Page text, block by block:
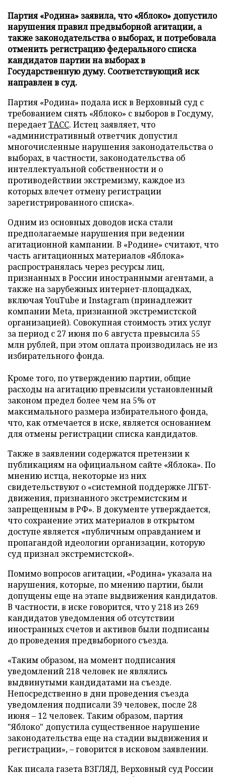
Партия «Родина» заявила, что «Яблоко» допустило
нарушения правил предвыборной агитации, а
также законодательства о выборах, и потребовала
отменить регистрацию федерального списка
кандидатов партии на выборах в
Государственную думу. Соответствующий иск
направлен в суд.
Партия «Родина» подала иск в Верховный суд с
требованием снять «Яблоко» с выборов в Госдуму,
передаетТАСС. Истец заявляет, что
«административный ответчик допустил
многочисленные нарушения законодательства о
выборах, в частности, законодательства об
интеллектуальной собственности и о
противодействии экстремизму, каждое из
которых влечет отмену регистрации
зарегистрированного списка».
Одним из основных доводов иска стали
предполагаемые нарушения при ведении
агитационной кампании. В «Родине» считают, что
часть агитационных материалов «Яблока»
распространялась через ресурсы лиц,
признанных в России иностранными агентами, а
также на зарубежных интернет-площадках,
включая YouTube и Instagram (принадлежит
компании Meta, признанной экстремистской
организацией). Совокупная стоимость этих услуг
за период с 27 июня по 6 августа превысила 55
млн рублей, при этом оплата производилась не из
избирательного фонда.
Кроме того, по утверждению партии, общие
расходы на агитацию превысили установленный
законом предел более чем на 5% от
максимального размера избирательного фонда,
что, как отмечается в иске, является основанием
для отмены регистрации списка кандидатов.
Также в заявлении содержатся претензии к
публикациям на официальном сайте «Яблока». По
мнению истца, некоторые из них
свидетельствуют о «системной поддержке ЛГБТ-
движения, признанного экстремистским и
запрещенным в РФ». В документе утверждается,
что сохранение этих материалов в открытом
доступе является «публичным оправданием и
пропагандой идеологии организации, которую
суд признал экстремистской».
Помимо вопросов агитации, «Родина» указала на
нарушения, которые, по мнению партии, были
допущены еще на этапе выдвижения кандидатов.
В частности, в иске говорится, что у 218 из 269
кандидатов уведомления об отсутствии
иностранных счетов и активов были подписаны
до проведения предвыборного съезда.
«Таким образом, на момент подписания
уведомлений 218 человек не являлись
выдвинутыми кандидатами на съезде.
Непосредственно в дни проведения съезда
уведомления подписали 39 человек, после 28
июня – 12 человек. Таким образом, партия
"Яблоко" допустила существенное нарушение
законодательства еще на стадии выдвижения и
регистрации», – говорится в исковом заявлении.
Как писала газета ВЗГЛЯД, Верховный суд России